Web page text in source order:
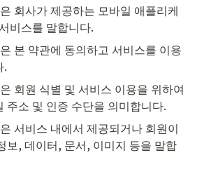
회사가 제공하는 모바일 애플리케
비스를 말합니다.
본 약관에 동의하고 서비스를 이용
.
회원 식별 및 서비스 이용을 위하여
주소 및 인증 수단을 의미합니다.
서비스 내에서 제공되거나 회원이
보, 데이터, 문서, 이미지 등을 말합